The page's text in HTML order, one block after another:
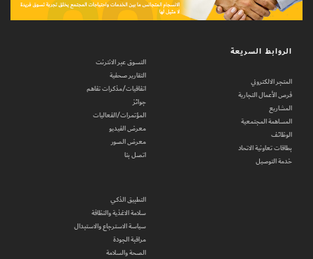
الروابط السريعة
المتجر الالكتروني
فرص الأعمال التجارية
المشاريع
المساهمة المجتمعية
الوظائف
بطاقات تعاونية الاتحاد
خدمة التوصيل
التسوق عبر الانترنت
التقارير صحفية
اتفاقيات/مذكرات تفاهم
جوائز
المؤتمرات/الفعاليات
معرض الفيديو
معرض الصور
اتصل بنا
التطبيق الذكي
سلامة الاغذية والنظافة
سياسة الاسترجاع والاستبدال
مراقبة الجودة
الصحة والسلامة